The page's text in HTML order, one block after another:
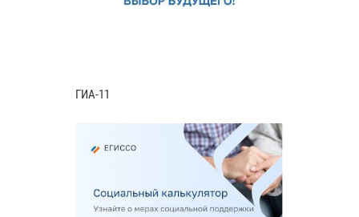
ГИА-11